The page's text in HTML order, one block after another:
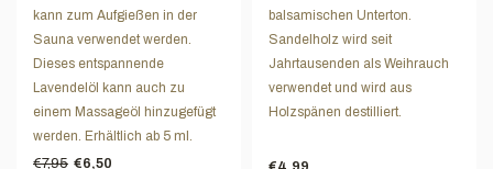
kann zum Aufgießen in der
Sauna verwendet werden.
Dieses entspannende
Lavendelöl kann auch zu
einem Massageöl hinzugefügt
werden. Erhältlich ab 5 ml.
€7,95 €6,50
balsamischen Unterton.
Sandelholz wird seit
Jahrtausenden als Weihrauch
verwendet und wird aus
Holzspänen destilliert.